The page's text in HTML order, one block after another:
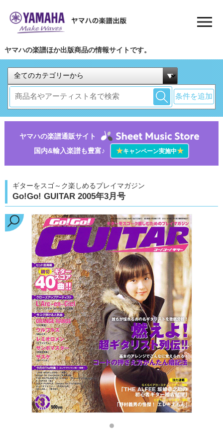
ヤマハの楽譜ほか出版商品の情報サイトです。
条件を追加
ヤマハの楽譜通販サイト
国内&輸入楽譜も豊富♪
★キャンペーン実施中★
ギターをスゴ～ク楽しめるプレイマガジン
Go!Go! GUITAR 2005年3月号